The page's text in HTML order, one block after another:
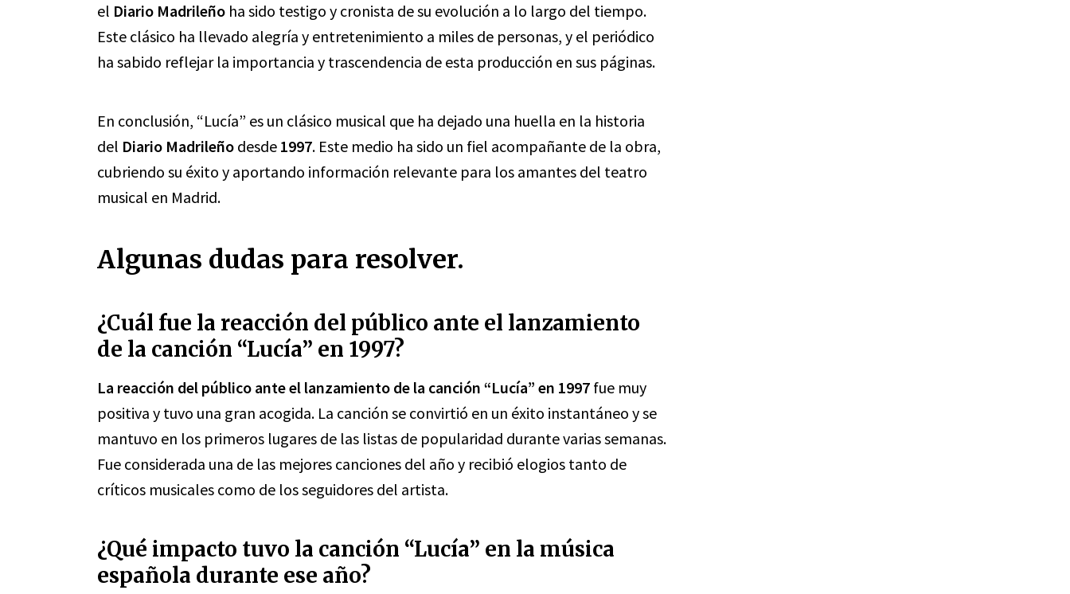
el Diario Madrileño ha sido testigo y cronista de su evolución a lo largo del tiempo.
Este clásico ha llevado alegría y entretenimiento a miles de personas, y el periódico
ha sabido reflejar la importancia y trascendencia de esta producción en sus páginas.
En conclusión, “Lucía” es un clásico musical que ha dejado una huella en la historia
del Diario Madrileño desde 1997. Este medio ha sido un fiel acompañante de la obra,
cubriendo su éxito y aportando información relevante para los amantes del teatro
musical en Madrid.
Algunas dudas para resolver.
¿Cuál fue la reacción del público ante el lanzamiento
de la canción “Lucía” en 1997?
La reacción del público ante el lanzamiento de la canción “Lucía” en 1997 fue muy
positiva y tuvo una gran acogida. La canción se convirtió en un éxito instantáneo y se
mantuvo en los primeros lugares de las listas de popularidad durante varias semanas.
Fue considerada una de las mejores canciones del año y recibió elogios tanto de
críticos musicales como de los seguidores del artista.
¿Qué impacto tuvo la canción “Lucía” en la música
española durante ese año?